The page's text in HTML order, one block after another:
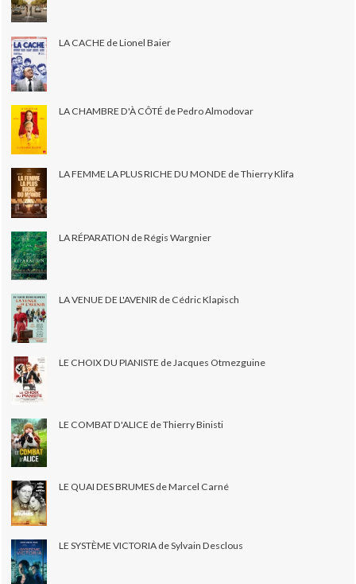
LA CACHE de Lionel Baier
LA CHAMBRE D'À CÔTÉ de Pedro Almodovar
LA FEMME LA PLUS RICHE DU MONDE de Thierry Klifa
LA RÉPARATION de Régis Wargnier
LA VENUE DE L'AVENIR de Cédric Klapisch
LE CHOIX DU PIANISTE de Jacques Otmezguine
LE COMBAT D'ALICE de Thierry Binisti
LE QUAI DES BRUMES de Marcel Carné
LE SYSTÈME VICTORIA de Sylvain Desclous